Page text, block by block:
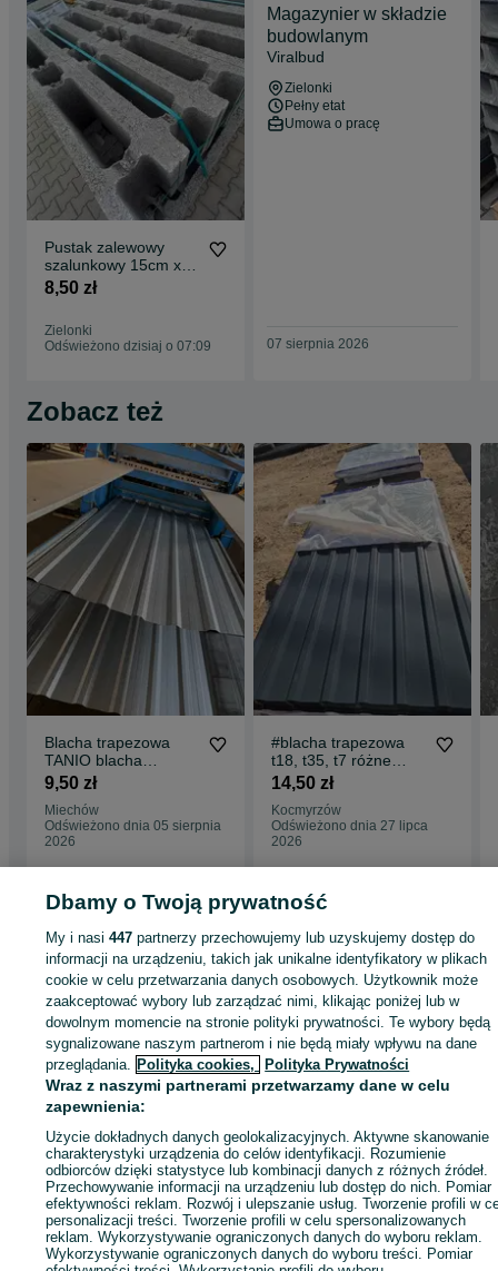
Pustak zalewowy
szalunkowy 15cm x
25cm x50 cm
betonowy, bloczek
8,50 zł
Zielonki
Odświeżono dzisiaj o 07:09
Magazynier w składzie
budowlanym
Viralbud
Zielonki
Pełny etat
Umowa o pracę
07 sierpnia 2026
Zobacz też
Blacha trapezowa
TANIO blacha
dachowa garaż wiata
PRODUCENT
9,50 zł
Miechów
Odświeżono dnia 05 sierpnia
2026
#blacha trapezowa
t18, t35, t7 różne
kolory i długości
14,50 zł
Kocmyrzów
Odświeżono dnia 27 lipca
2026
Strona główna Budowa i Remont Dachy Elementy montażowe
Elementy
montażowe - Małopolskie
Elementy montażowe - Zielonki
KATEGORIA
ID:1056377441 Wyświetlenia:
Zadzwoń / SMS Wyślij wiadomość
Dbamy o Twoją prywatność
My i nasi447 partnerzy przechowujemy lub uzyskujemy dostęp do
informacji na urządzeniu, takich jak unikalne identyfikatory w plikach
cookie w celu przetwarzania danych osobowych. Użytkownik może
zaakceptować wybory lub zarządzać nimi, klikając poniżej lub w
dowolnym momencie na stronie polityki prywatności. Te wybory będą
sygnalizowane naszym partnerom i nie będą miały wpływu na dane
przeglądania. Polityka cookies, Polityka Prywatności
Wraz z naszymi partnerami przetwarzamy dane w celu
zapewnienia:
Użycie dokładnych danych geolokalizacyjnych. Aktywne skanowanie
charakterystyki urządzenia do celów identyfikacji. Rozumienie
odbiorców dzięki statystyce lub kombinacji danych z różnych źródeł.
Przechowywanie informacji na urządzeniu lub dostęp do nich. Pomiar
efektywności reklam. Rozwój i ulepszanie usług. Tworzenie profili w
personalizacji treści. Tworzenie profili w celu spersonalizowanych
reklam. Wykorzystywanie ograniczonych danych do wyboru reklam.
Wykorzystywanie ograniczonych danych do wyboru treści. Pomiar